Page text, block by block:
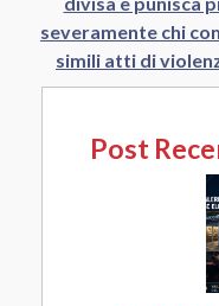
severamente chi
simili atti di
Post